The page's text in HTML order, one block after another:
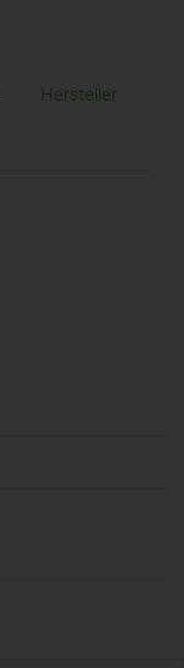
Hersteller